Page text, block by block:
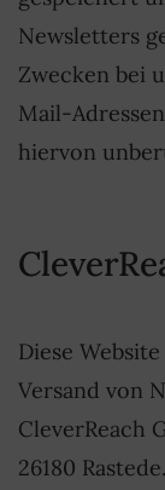
Newsletters
Zwecken bei
Mail-
hiervon
Diese
Versand von
CleverReach
26180